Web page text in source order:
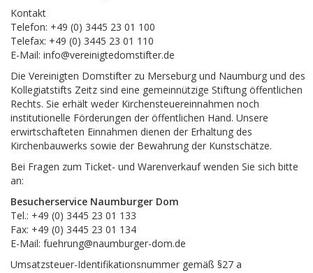
Kontakt
Telefon: +49 (0) 3445 23 01 100
Telefax: +49 (0) 3445 23 01 110
E-Mail: info@vereinigtedomstifter.de
Die Vereinigten Domstifter zu Merseburg und Naumburg und des
Kollegiatstifts Zeitz sind eine gemeinnützige Stiftung öffentlichen
Rechts. Sie erhält weder Kirchensteuereinnahmen noch
institutionelle Förderungen der öffentlichen Hand. Unsere
erwirtschafteten Einnahmen dienen der Erhaltung des
Kirchenbauwerks sowie der Bewahrung der Kunstschätze.
Bei Fragen zum Ticket- und Warenverkauf wenden Sie sich bitte
an:
Besucherservice Naumburger Dom
Tel.: +49 (0) 3445 23 01 133
Fax: +49 (0) 3445 23 01 134
E-Mail: fuehrung@naumburger-dom.de
Umsatzsteuer-Identifikationsnummer gemäß §27 a